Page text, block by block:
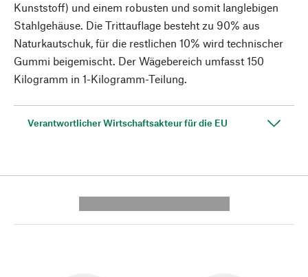
Kunststoff) und einem robusten und somit langlebigen
Stahlgehäuse. Die Trittauflage besteht zu 90% aus
Naturkautschuk, für die restlichen 10% wird technischer
Gummi beigemischt. Der Wägebereich umfasst 150
Kilogramm in 1-Kilogramm-Teilung.
Verantwortlicher Wirtschaftsakteur für die EU